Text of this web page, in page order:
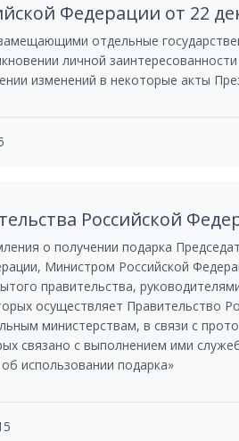
Федерации от 22
отдельные
личной
изменений в некоторые акты
Российской
о получении подарка
Министром Российской
правительства,
осуществляет Правительство
министерствам, в связи с
связано с выполнением ими
использовании подарка»